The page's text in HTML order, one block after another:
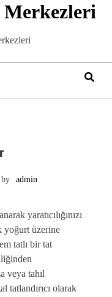
by admin
yaratıcılığınızı
yoğurt üzerine
tatlı bir tat
veya tahıl
tatlandırıcı olarak